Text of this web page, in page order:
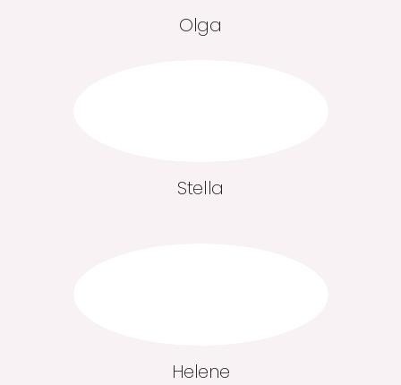
Olga
Stella
Helene